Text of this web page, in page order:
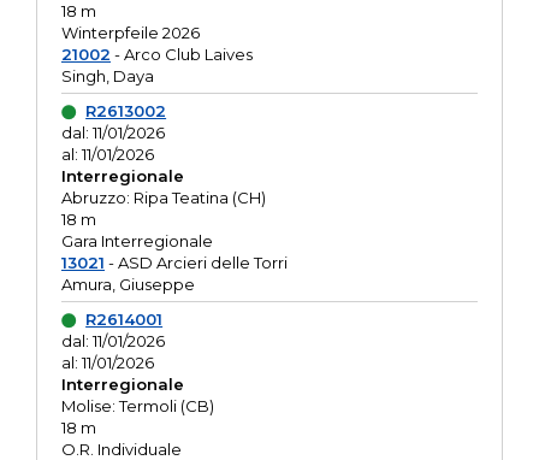
18 m
Winterpfeile 2026
21002 - Arco Club Laives
Singh, Daya
R2613002
dal: 11/01/2026
al: 11/01/2026
Interregionale
Abruzzo: Ripa Teatina (CH)
18 m
Gara Interregionale
13021 - ASD Arcieri delle Torri
Amura, Giuseppe
R2614001
dal: 11/01/2026
al: 11/01/2026
Interregionale
Molise: Termoli (CB)
18 m
O.R. Individuale